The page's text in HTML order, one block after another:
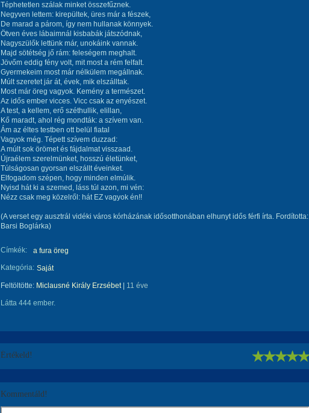
Téphetetlen szálak minket összefűznek.
Negyven lettem: kirepültek, üres már a fészek,
De marad a párom, így nem hullanak könnyek.
Ötven éves lábaimnál kisbabák játszódnak,
Nagyszülők lettünk már, unokáink vannak.
Majd sötétség jő rám: feleségem meghalt.
Jövőm eddig fény volt, mit most a rém felfalt.
Gyermekeim most már nélkülem megállnak.
Múlt szeretet jár át, évek, mik elszálltak.
Most már öreg vagyok. Kemény a természet.
Az idős ember vicces. Vicc csak az enyészet.
A test, a kellem, erő széthullik, elillan,
Kő maradt, ahol rég mondták: a szívem van.
Ám az éltes testben ott belül fiatal
Vagyok még. Tépett szívem duzzad:
A múlt sok örömet és fájdalmat visszaad.
Újraélem szerelmünket, hosszú életünket,
Túlságosan gyorsan elszállt éveinket.
Elfogadom szépen, hogy minden elmúlik.
Nyisd hát ki a szemed, láss túl azon, mi vén:
Nézz csak meg közelről: hát EZ vagyok én!!
(A verset egy ausztrál vidéki város kórházának idősotthonában elhunyt idős férfi írta. Fordította:
Barsi Boglárka)
Címkék:
a fura öreg
Kategória: Saját
Feltöltötte: Miclausné Király Erzsébet| 11 éve
Látta 444 ember.
Értékeld!
Kommentáld!